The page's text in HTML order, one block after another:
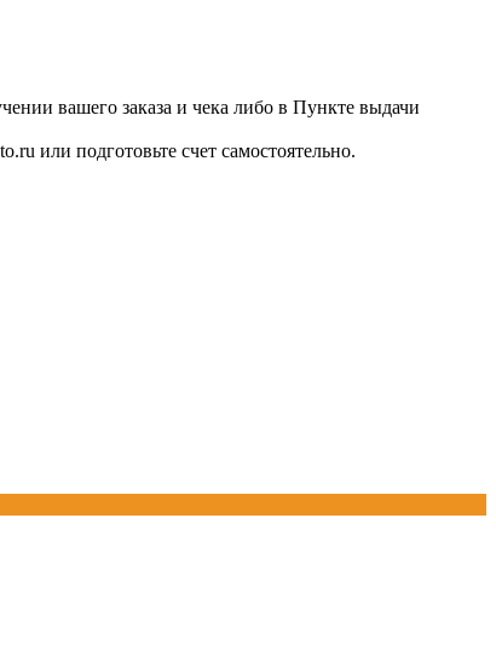
вашего заказа и чека либо в Пункте выдачи
или подготовьте счет самостоятельно.